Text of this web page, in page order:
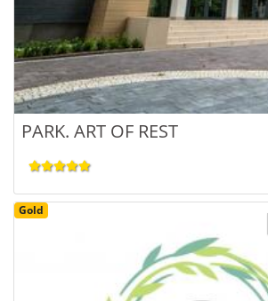
PARK. ART OF REST
Gold